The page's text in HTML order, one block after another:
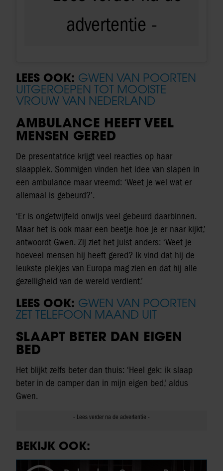
LEES OOK: GWEN VAN POORTEN
UITGEROEPEN TOT MOOISTE
VROUW VAN NEDERLAND
AMBULANCE HEEFT VEEL
MENSEN GERED
De presentatrice krijgt veel reacties op haar
slaapplek. Sommigen vinden het idee van slapen in
een ambulance maar vreemd: ‘Weet je wel wat er
allemaal is gebeurd?’.
‘Er is ongetwijfeld onwijs veel gebeurd daarbinnen.
Maar het is ook maar een beetje hoe je er naar kijkt,’
antwoordt Gwen. Zij ziet het juist anders: ‘Weet je
hoeveel mensen hij heeft gered? Ik vind dat hij de
leukste plekjes van Europa mag zien en dat hij alle
gezelligheid van de wereld verdient.’
LEES OOK: GWEN VAN POORTEN
ZET TELEFOON MAAND UIT
SLAAPT BETER DAN EIGEN
BED
Het blijkt zelfs beter dan thuis: ‘Heel gek: ik slaap
beter in de camper dan in mijn eigen bed,’ aldus
Gwen.
BEKIJK OOK: